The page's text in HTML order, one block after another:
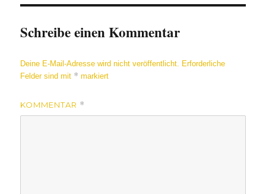
Schreibe einen Kommentar
Deine E-Mail-Adresse wird nicht veröffentlicht.
Erforderliche
Felder sind mit * markiert
KOMMENTAR *